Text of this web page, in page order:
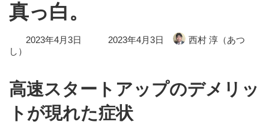
真っ白。
2023年4月3日
最
時
:
2023年4月3日
西村 淳（あつ
し）
高速スタートアップのデメリッ
トが現れた症状